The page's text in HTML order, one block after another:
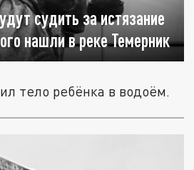
судить за истязание
нашли в реке Темерник
тело ребёнка в водоём.